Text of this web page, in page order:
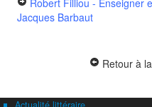
Robert Filliou - Enseigner
Jacques Barbaut
Retour à